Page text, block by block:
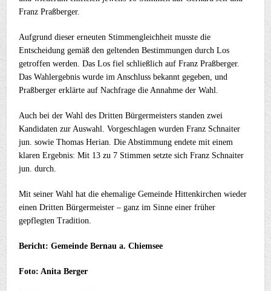
Franz Praßberger.
Aufgrund dieser erneuten Stimmengleichheit musste die
Entscheidung gemäß den geltenden Bestimmungen durch Los
getroffen werden. Das Los fiel schließlich auf Franz Praßberger.
Das Wahlergebnis wurde im Anschluss bekannt gegeben, und
Praßberger erklärte auf Nachfrage die Annahme der Wahl.
Auch bei der Wahl des Dritten Bürgermeisters standen zwei
Kandidaten zur Auswahl. Vorgeschlagen wurden Franz Schnaiter
jun. sowie Thomas Herian. Die Abstimmung endete mit einem
klaren Ergebnis: Mit 13 zu 7 Stimmen setzte sich Franz Schnaiter
jun. durch.
Mit seiner Wahl hat die ehemalige Gemeinde Hittenkirchen wieder
einen Dritten Bürgermeister – ganz im Sinne einer früher
gepflegten Tradition.
Bericht: Gemeinde Bernau a. Chiemsee
Foto: Anita Berger